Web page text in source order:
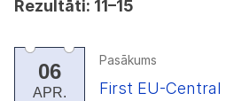
Rezultāti: 11–15
06
APR.
Pasākums
First EU-